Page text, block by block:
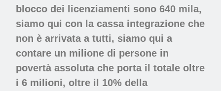
blocco dei licenziamenti sono 640 mila,
siamo qui con la cassa integrazione che
non è arrivata a tutti, siamo qui a
contare un milione di persone in
povertà assoluta che porta il totale oltre
i 6 milioni, oltre il 10% della